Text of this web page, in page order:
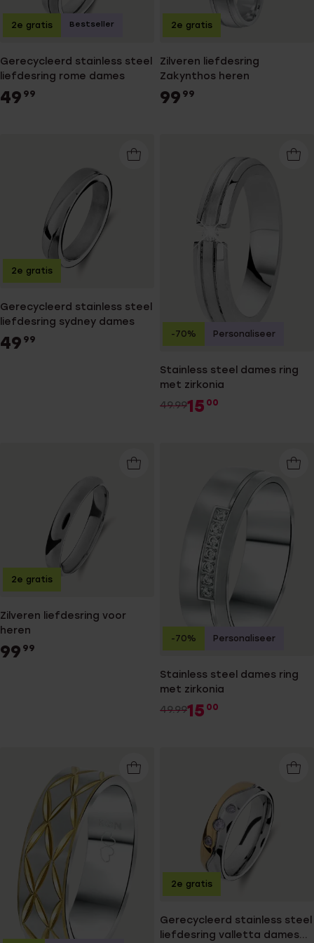
Gerecycleerd stainless steel
liefdesring rome dames
49 99
2e gratis Bestseller
Zilveren liefdesring
Zakynthos heren
99 99
2e gratis
Gerecycleerd stainless steel
liefdesring sydney dames
49 99
2e gratis
Stainless steel dames ring
met zirkonia
49.9915 00
-70% Personaliseer
Zilveren liefdesring voor
heren
99 99
2e gratis
Stainless steel dames ring
met zirkonia
49.9915 00
-70% Personaliseer
Gerecycleerd stainless steel
liefdesring valletta dames
2e gratis